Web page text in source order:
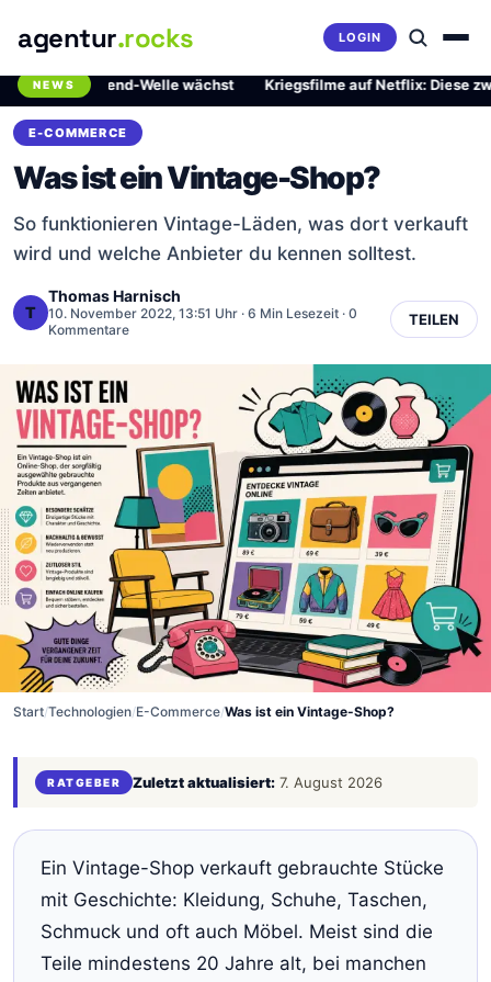
agentur.rocks LOGIN
NEWS
Breaking News Ticker
Trend-Welle wächst· Kriegsfilme auf Netflix: Diese zwei
E-COMMERCE
Was ist ein Vintage-Shop?
So funktionieren Vintage-Läden, was dort verkauft
wird und welche Anbieter du kennen solltest.
T
Thomas Harnisch
10. November 2022, 13:51 Uhr · 6 Min Lesezeit · 0
Kommentare
TEILEN
Start/Technologien/E-Commerce/Was ist ein Vintage-Shop?
RATGEBER Zuletzt aktualisiert: 7. August 2026
Ein Vintage-Shop verkauft gebrauchte Stücke
mit Geschichte: Kleidung, Schuhe, Taschen,
Schmuck und oft auch Möbel. Meist sind die
Teile mindestens 20 Jahre alt, bei manchen